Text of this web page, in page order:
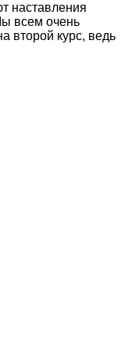
наставления
всем очень
второй курс, ведь